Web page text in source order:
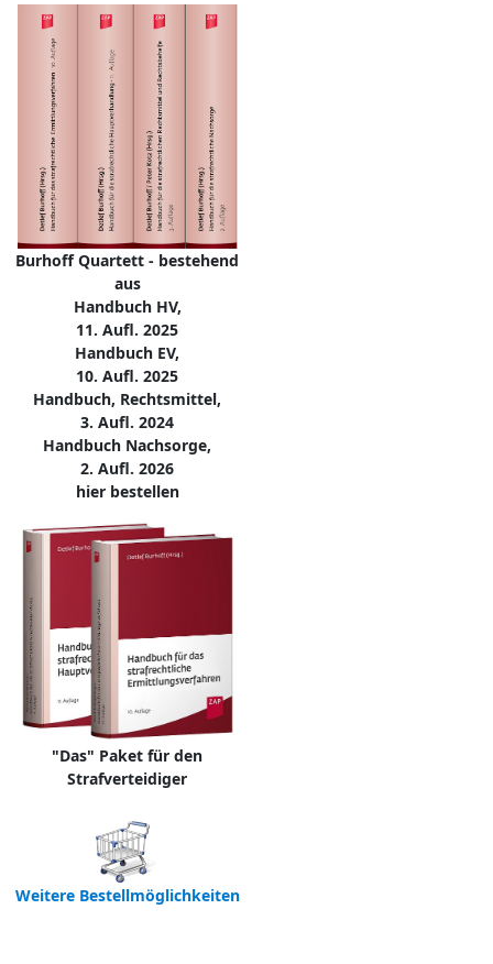
Burhoff Quartett - bestehend
aus
Handbuch HV,
11. Aufl. 2025
Handbuch EV,
10. Aufl. 2025
Handbuch, Rechtsmittel,
3. Aufl. 2024
Handbuch Nachsorge,
2. Aufl. 2026
hier bestellen
"Das" Paket für den
Strafverteidiger
Weitere Bestellmöglichkeiten